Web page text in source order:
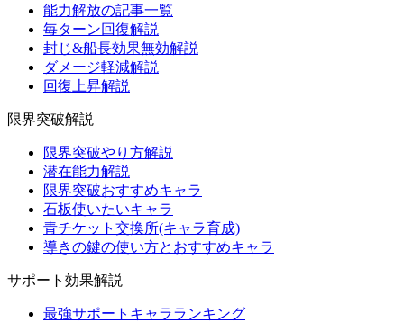
能力解放の記事一覧
毎ターン回復解説
封じ&船長効果無効解説
ダメージ軽減解説
回復上昇解説
限界突破解説
限界突破やり方解説
潜在能力解説
限界突破おすすめキャラ
石板使いたいキャラ
青チケット交換所(キャラ育成)
導きの鍵の使い方とおすすめキャラ
サポート効果解説
最強サポートキャラランキング